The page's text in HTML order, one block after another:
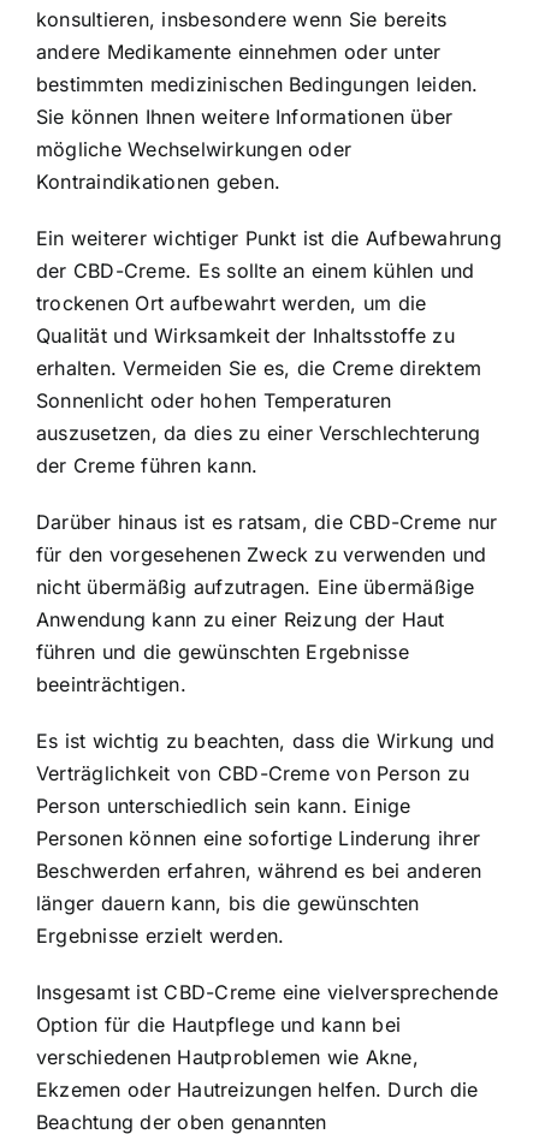
konsultieren, insbesondere wenn Sie bereits
andere Medikamente einnehmen oder unter
bestimmten medizinischen Bedingungen leiden.
Sie können Ihnen weitere Informationen über
mögliche Wechselwirkungen oder
Kontraindikationen geben.
Ein weiterer wichtiger Punkt ist die Aufbewahrung
der CBD-Creme. Es sollte an einem kühlen und
trockenen Ort aufbewahrt werden, um die
Qualität und Wirksamkeit der Inhaltsstoffe zu
erhalten. Vermeiden Sie es, die Creme direktem
Sonnenlicht oder hohen Temperaturen
auszusetzen, da dies zu einer Verschlechterung
der Creme führen kann.
Darüber hinaus ist es ratsam, die CBD-Creme nur
für den vorgesehenen Zweck zu verwenden und
nicht übermäßig aufzutragen. Eine übermäßige
Anwendung kann zu einer Reizung der Haut
führen und die gewünschten Ergebnisse
beeinträchtigen.
Es ist wichtig zu beachten, dass die Wirkung und
Verträglichkeit von CBD-Creme von Person zu
Person unterschiedlich sein kann. Einige
Personen können eine sofortige Linderung ihrer
Beschwerden erfahren, während es bei anderen
länger dauern kann, bis die gewünschten
Ergebnisse erzielt werden.
Insgesamt ist CBD-Creme eine vielversprechende
Option für die Hautpflege und kann bei
verschiedenen Hautproblemen wie Akne,
Ekzemen oder Hautreizungen helfen. Durch die
Beachtung der oben genannten